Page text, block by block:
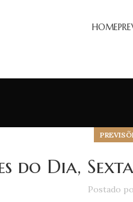
HOME
do Dia,
Postado